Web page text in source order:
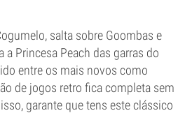
salta sobre Goombas e
a Princesa Peach das garras do
entre os mais novos como
de jogos retro fica completa sem
garante que tens este clássico